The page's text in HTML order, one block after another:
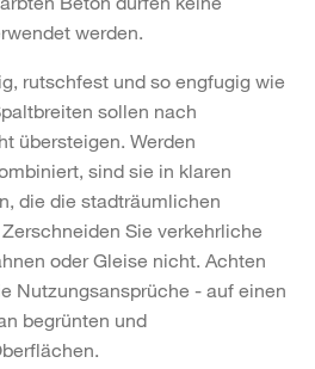
werden.
rutschfest und so engfugig wie
sollen nach
übersteigen. Werden
sind sie in klaren
die die stadträumlichen
Sie verkehrliche
oder Gleise nicht. Achten
Nutzungsansprüche - auf einen
begrünten und